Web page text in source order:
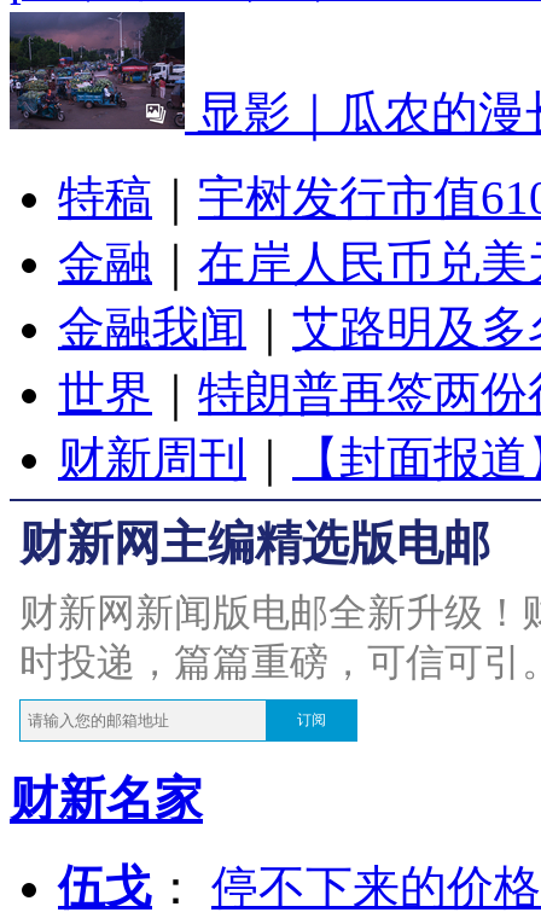
显影｜瓜农的漫
特稿
宇树发行市值
金融
在岸人民币兑
金融我闻
艾路明及
世界
特朗普再签两
财新周刊
【封面报
财新网主编精选版电邮
财新网新闻版电邮全新升级
时投递，篇篇重磅，可信可引
订阅
财新名家
伍戈 ： 停不下来的价